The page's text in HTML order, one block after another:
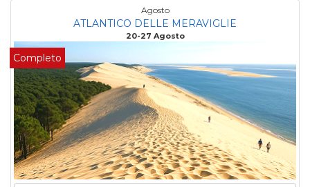
Agosto
ATLANTICO DELLE MERAVIGLIE
20-27 Agosto
Completo